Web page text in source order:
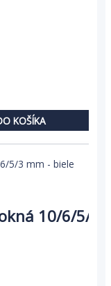
KOŠÍKA
10/6/5/3